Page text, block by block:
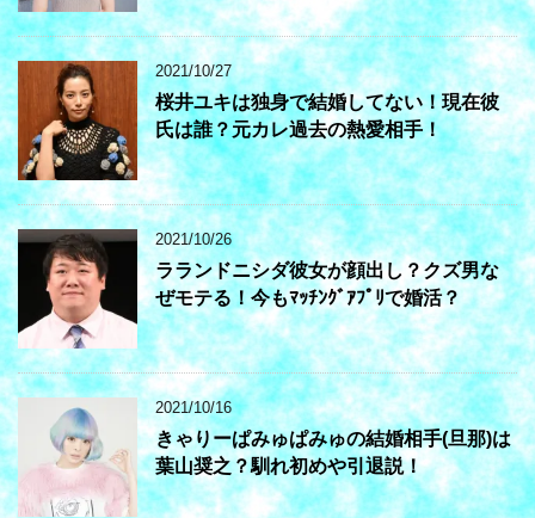
2021/10/27
桜井ユキは独身で結婚してない！現在彼
氏は誰？元カレ過去の熱愛相手！
2021/10/26
ラランドニシダ彼女が顔出し？クズ男な
ぜモテる！今もﾏｯﾁﾝｸﾞｱﾌﾟﾘで婚活？
2021/10/16
きゃりーぱみゅぱみゅの結婚相手(旦那)は
葉山奨之？馴れ初めや引退説！